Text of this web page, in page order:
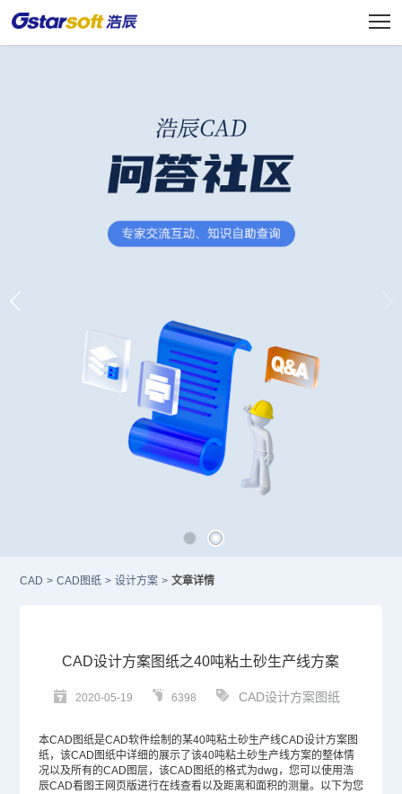
CAD > CAD图纸 > 设计方案 > 文章详情
CAD设计方案图纸之40吨粘土砂生产线方案
2020-05-19 6398 CAD设计方案图纸
本CAD图纸是CAD软件绘制的某40吨粘土砂生产线CAD设计方案图
纸，该CAD 图纸中详细的展示了该40吨粘土砂生产线方案的整体情
况以及所有的CAD图层，该CAD图纸的格式为dwg，您可以使用浩
辰CAD看图王网页版进行在线查看以及距离和面积的测量。以下为您